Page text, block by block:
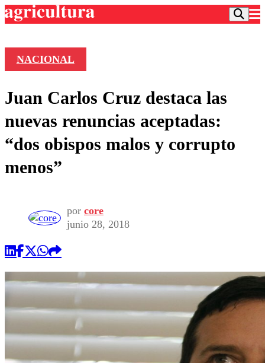
Frecuencias
Agricultura TV
Deportes
Colo Colo
Torneo Internacional
Torneo Nacional
Entretención
Internacional
Nacional
Programas
Comercial
NACIONAL
Juan Carlos Cruz destaca las
nuevas renuncias aceptadas:
“dos obispos malos y corrupto
menos”
por core
junio 28, 2018